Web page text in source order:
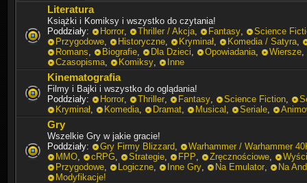
Literatura
Książki i Komiksy i wszystko do czytania!
Poddziały:
Horror Thriller / Akcja Fantasy
Science
Przygodowe
Historyczne Kryminał Komedia / Satyra
Romans
Biografie Dla Dzieci Opowiadania Wiersze
Czasopisma
Komiksy Inne
Kinematografia
Filmy i Bajki i wszystko do oglądania!
Poddziały:
Horror Thriller Fantasy Science Fiction
Kryminał
Komedia Dramat Musical Seriale
Gry
Wszelkie Gry w jakie gracie!
Poddziały:
Gry Firmy Blizzard
Warhammer / Warhammer
MMO
cRPG Strategie FPP Zręcznościowe
Przygodowe
Logiczne Inne Gry Na Emulator
Na
Modyfikacje!